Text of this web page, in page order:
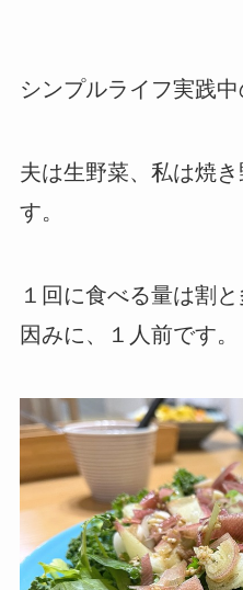
シンプルライフ実践
夫は生野菜、私は焼
す。
１回に食べる量は割
因みに、１人前です。